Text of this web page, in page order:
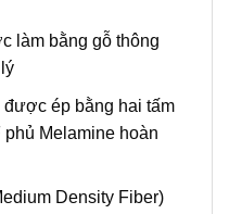
làm bằng gỗ thông
ép bằng hai tấm
Melamine hoàn
Density Fiber)